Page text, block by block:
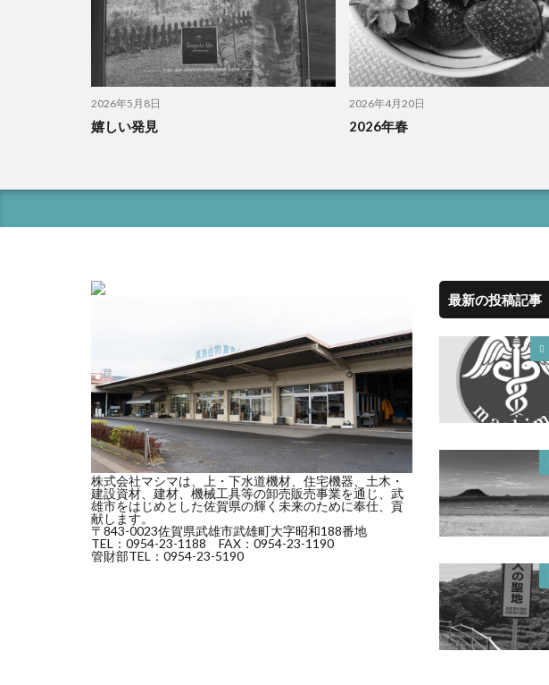
2026年5月8日
嬉しい発見
2026年4月20日
2026年春
株式会社マシマは、上・下水道機材、住宅機器、土木・
建設資材、建材、機械工具等の卸売販売事業を通じ、武
雄市をはじめとした佐賀県の輝く未来のために奉仕、貢
献します。
〒843-0023佐賀県武雄市武雄町大字昭和188番地
TEL：0954-23-1188 FAX：0954-23-1190
管財部TEL：0954-23-5190
最新の投稿記事